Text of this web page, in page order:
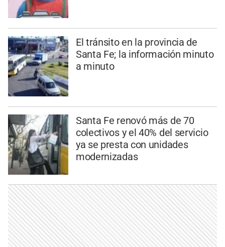
El tránsito en la provincia de
Santa Fe; la información minuto
a minuto
Santa Fe renovó más de 70
colectivos y el 40% del servicio
ya se presta con unidades
modernizadas